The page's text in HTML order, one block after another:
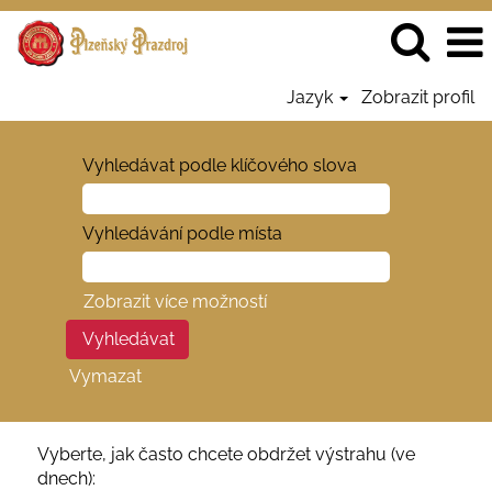
Jazyk Zobrazit profil
Vyhledávat podle klíčového slova
Vyhledávání podle místa
Zobrazit více možností
Vymazat
Vyberte, jak často chcete obdržet výstrahu (ve
dnech):